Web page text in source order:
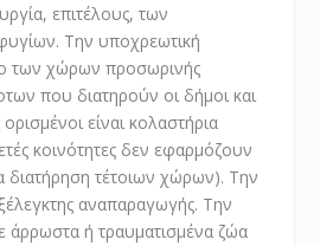
επιτέλους, των
Την υποχρεωτική
των χώρων προσωρινής
που διατηρούν οι δήμοι και
είναι κολαστήρια
κοινότητες δεν εφαρμόζουν
διατήρηση τέτοιων χώρων). Την
αναπαραγωγής. Την
άρρωστα ή τραυματισμένα ζώα